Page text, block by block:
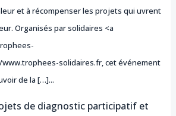
et à récompenser les projets qui uvrent
Organisés par solidaires <a
solidaires.fr, cet événement
de la […]...
de diagnostic participatif et